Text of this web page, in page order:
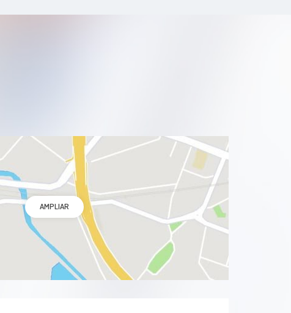
Forúnculo
Hiperhidrosis
Hipertricosis
Herpes
Impétigo
AMPLIAR